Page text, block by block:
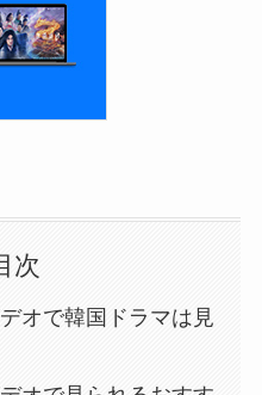
次
オで韓国ドラマは見